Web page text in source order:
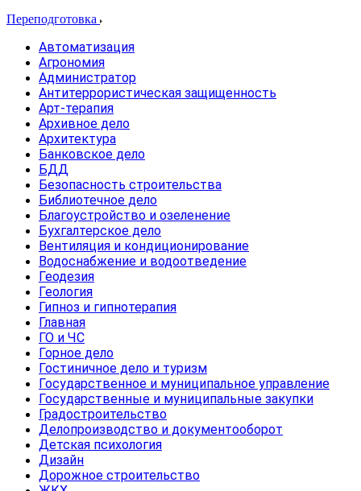
Переподготовка
Автоматизация
Агрономия
Администратор
Антитеррористическая защищенность
Арт-терапия
Архивное дело
Архитектура
Банковское дело
БДД
Безопасность строительства
Библиотечное дело
Благоустройство и озеленение
Бухгалтерское дело
Вентиляция и кондиционирование
Водоснабжение и водоотведение
Геодезия
Геология
Гипноз и гипнотерапия
Главная
ГО и ЧС
Горное дело
Гостиничное дело и туризм
Государственное и муниципальное управление
Государственные и муниципальные закупки
Градостроительство
Делопроизводство и документооборот
Детская психология
Дизайн
Дорожное строительство